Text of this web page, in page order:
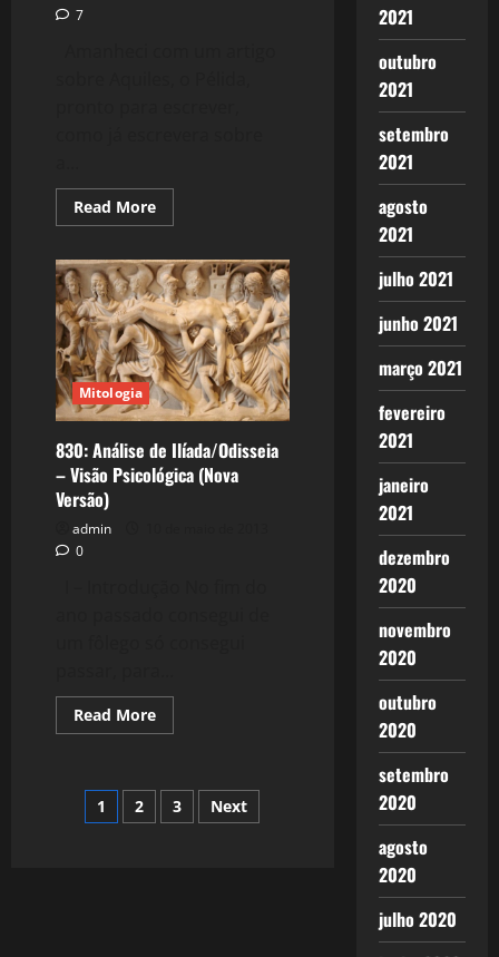
7
Read MoreRead
more
A
Questão
do
Herói
(Nova
Versão)
Mitologia
830: Análise de Ilíada/Odisseia
– Visão Psicológica (Nova
Versão)
admin
0
Read MoreRead
more
de
Ilíada/Odisseia
–
Paginação
1 2 3 Next
2021
outubro
2021
setembro
2021
agosto
2021
julho 2021
junho 2021
março 2021
fevereiro
2021
janeiro
2021
dezembro
2020
novembro
2020
outubro
2020
setembro
2020
agosto
2020
julho 2020